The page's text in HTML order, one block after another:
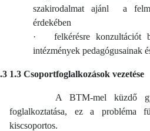
szakirodalmat ajánl a
érdekében
·
felkérésre konzultációt
intézmények pedagógusainak
1.3 Csoportfoglalkozások vezetése
A BTM-mel küzdő
foglalkoztatása, ez a probléma
kiscsoportos.